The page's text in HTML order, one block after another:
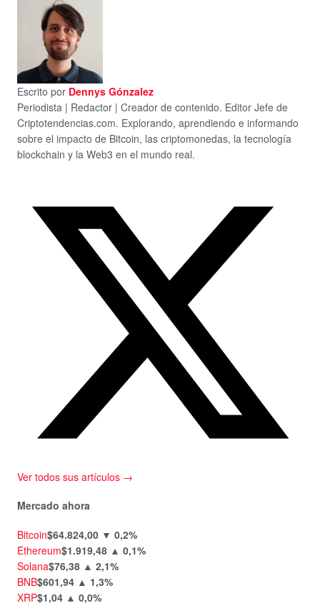
Escrito por Dennys Gónzalez
Periodista | Redactor | Creador de contenido. Editor Jefe de
Criptotendencias.com. Explorando, aprendiendo e informando
sobre el impacto de Bitcoin, las criptomonedas, la tecnología
blockchain y la Web3 en el mundo real.
Ver todos sus artículos →
Mercado ahora
Bitcoin$64.824,00 ▼ 0,2%
Ethereum$1.919,48 ▲ 0,1%
Solana$76,38 ▲ 2,1%
BNB$601,94 ▲ 1,3%
XRP$1,04 ▲ 0,0%